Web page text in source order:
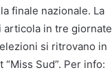
finale nazionale. La
articola in tre giornate
si ritrovano in
Sud”. Per info: